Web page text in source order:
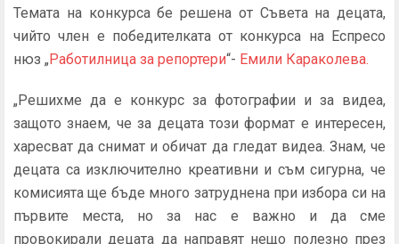
Темата на конкурса бе решена от Съвета на децата,
чийто член е победителката от конкурса на Еспресо
нюз „Работилница за репортери“- Емили Караколева.
„Решихме да е конкурс за фотографии и за видеа,
защото знаем, че за децата този формат е интересен,
харесват да снимат и обичат да гледат видеа. Знам, че
децата са изключително креативни и съм сигурна, че
комисията ще бъде много затруднена при избора си на
първите места, но за нас е важно и да сме
провокирали децата да направят нещо полезно през